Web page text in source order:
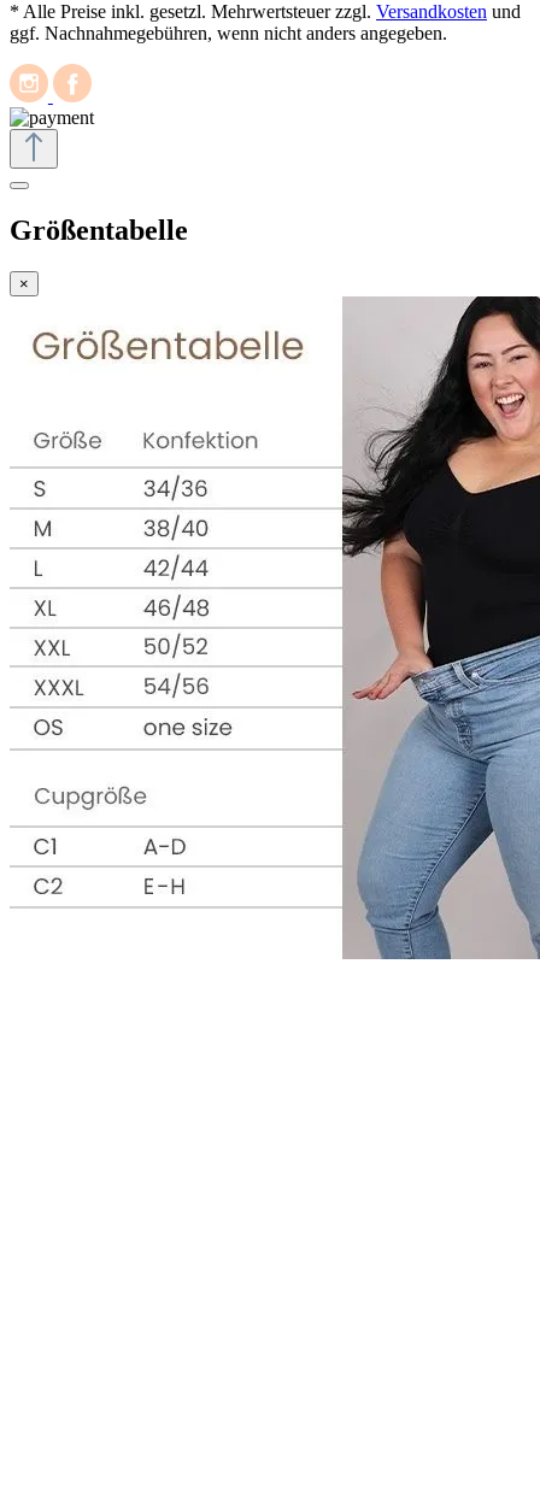
* Alle Preise inkl. gesetzl. Mehrwertsteuer zzgl. Versandkosten und
ggf. Nachnahmegebühren, wenn nicht anders angegeben.
Größentabelle
×